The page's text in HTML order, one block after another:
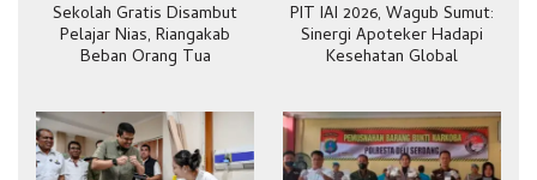
Sekolah Gratis Disambut
Pelajar Nias, Riangakab
Beban Orang Tua
PIT IAI 2026, Wagub Sumut:
Sinergi Apoteker Hadapi
Kesehatan Global